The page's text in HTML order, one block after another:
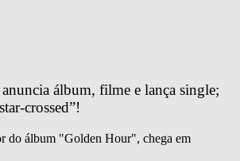
álbum, filme e lança single;
crossed”!
do álbum "Golden Hour", chega em